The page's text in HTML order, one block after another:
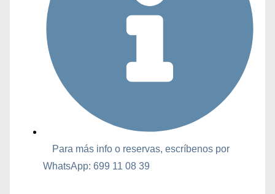
Para más info o reservas, escríbenos por
WhatsApp: 699 11 08 39